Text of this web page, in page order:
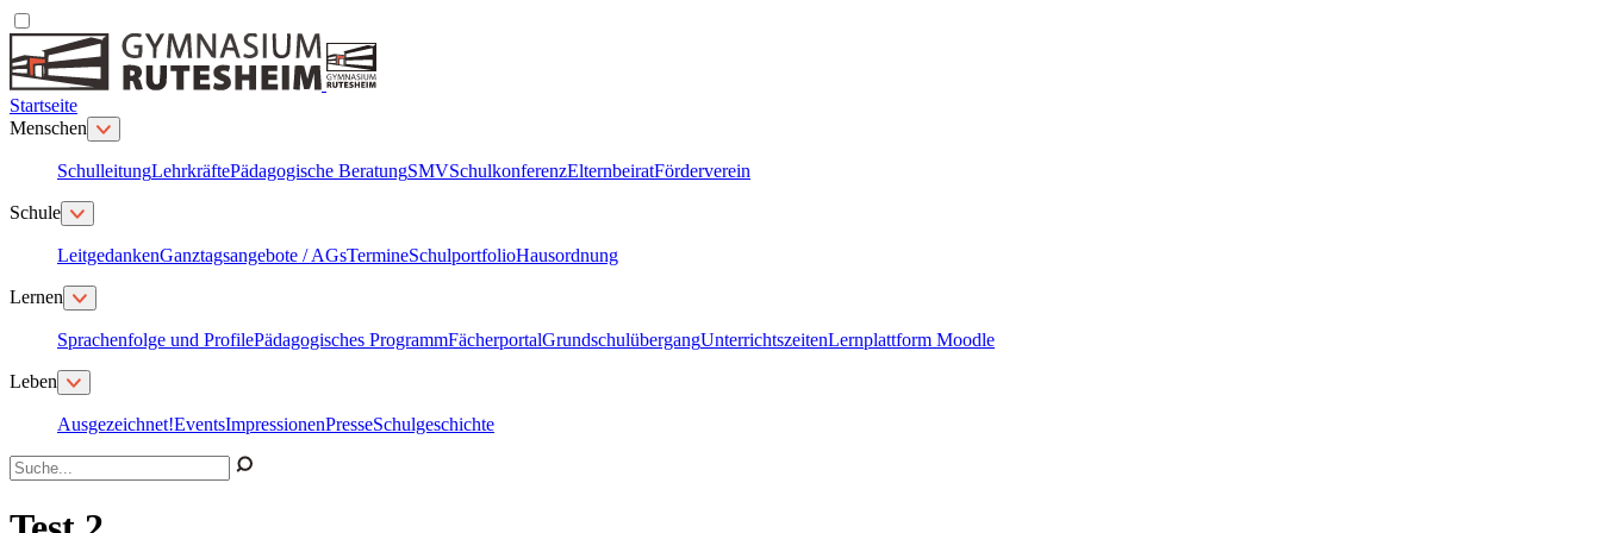
Startseite
Menschen
SchulleitungLehrkräftePädagogische BeratungSMVSchulkonferenzElternbeiratFörderverein
Schule
LeitgedankenGanztagsangebote / AGsTermineSchulportfolioHausordnung
Lernen
Sprachenfolge und ProfilePädagogisches ProgrammFächerportalGrundschulübergangUnterrichtszeitenLernplattform Moodle
Leben
Ausgezeichnet!EventsImpressionenPresseSchulgeschichte